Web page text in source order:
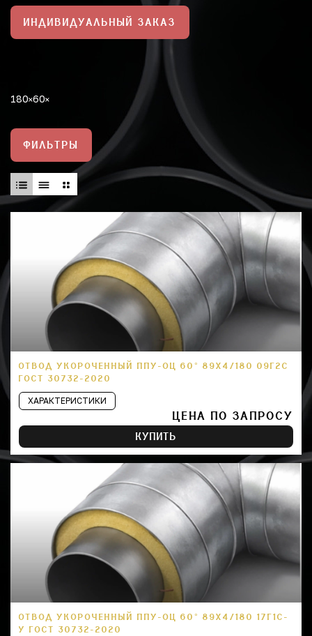
ИНДИВИДУАЛЬНЫЙ ЗАКАЗ
180 60
ФИЛЬТРЫ
ОТВОД УКОРОЧЕННЫЙ ППУ-ОЦ 60° 89Х4/180 09Г2С
ГОСТ 30732-2020
ХАРАКТЕРИСТИКИ
ЦЕНА ПО ЗАПРОСУ
КУПИТЬ
ОТВОД УКОРОЧЕННЫЙ ППУ-ОЦ 60° 89Х4/180 17Г1С-
У ГОСТ 30732-2020